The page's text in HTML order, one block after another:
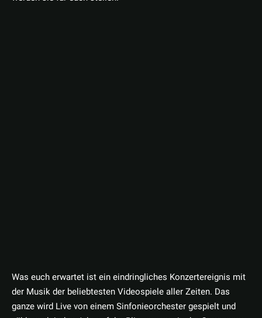
Was euch erwartet ist ein eindringliches Konzertereignis mit
der Musik der beliebtesten Videospiele aller Zeiten. Das
ganze wird Live von einem Sinfonieorchester gespielt und